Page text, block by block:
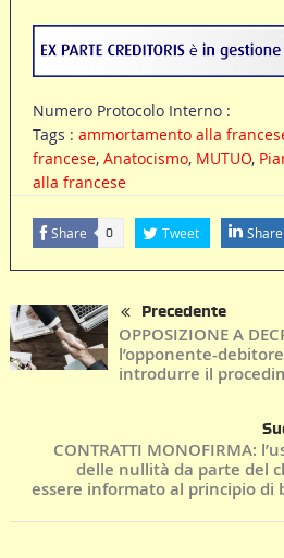
Numero Protocolo Interno :
Tags : ammortamento alla
francese, Anatocismo, MUTUO,
alla francese
Share 0 Tweet Share
Precedente
OPPOSIZIONE A
l’opponente-
introdurre il
CONTRATTI MONOFIRMA:
delle nullità da parte del
essere informato al principio di